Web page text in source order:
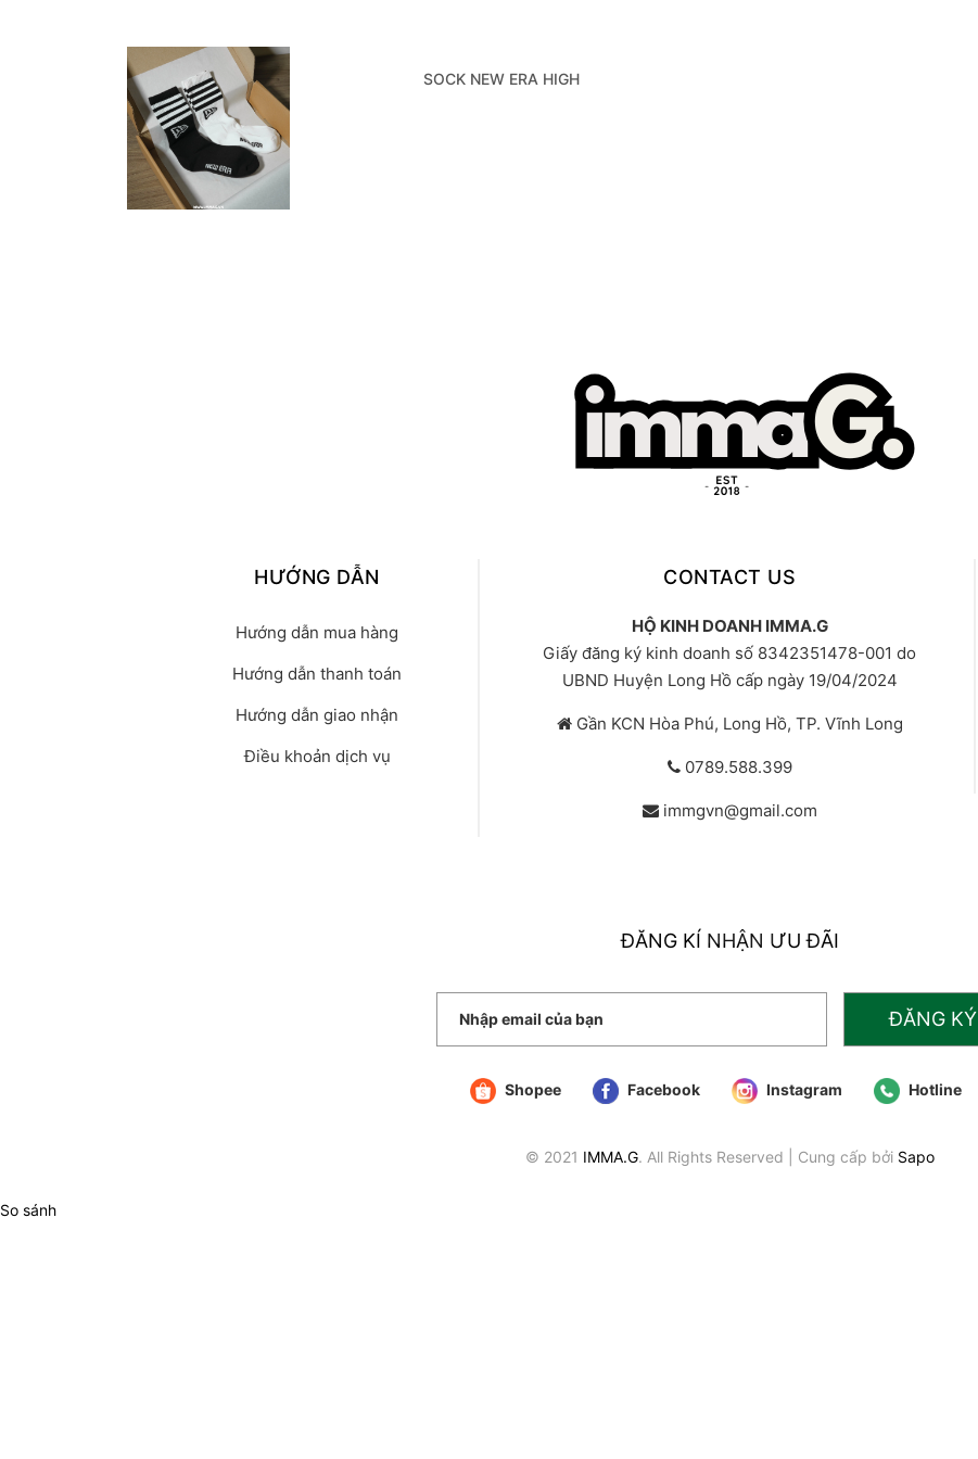
SOCK NEW ERA HIGH
HƯỚNG DẪN
Hướng dẫn mua hàng
Hướng dẫn thanh toán
Hướng dẫn giao nhận
Điều khoản dịch vụ
CONTACT US
HỘ KINH DOANH IMMA.G
Giấy đăng ký kinh doanh số 8342351478-001 do
UBND Huyện Long Hồ cấp ngày 19/04/2024
Gần KCN Hòa Phú, Long Hồ, TP. Vĩnh Long
0789.588.399
immgvn@gmail.com
ĐĂNG KÍ NHẬN ƯU ĐÃI
ĐĂNG KÝ
Shopee Facebook Instagram Hotline
© 2021 IMMA.G. All Rights Reserved Cung cấp bởi Sapo
So sánh